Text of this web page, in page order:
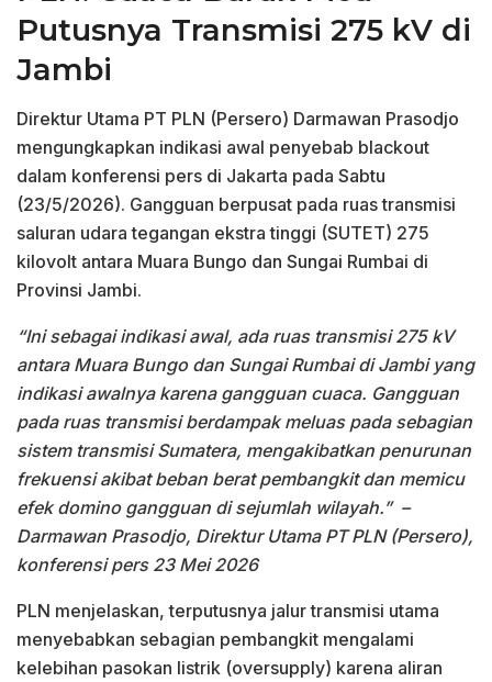
Putusnya Transmisi 275 kV di
Jambi
Direktur Utama PT PLN (Persero) Darmawan Prasodjo
mengungkapkan indikasi awal penyebab blackout
dalam konferensi pers di Jakarta pada Sabtu
(23/5/2026). Gangguan berpusat pada ruas transmisi
saluran udara tegangan ekstra tinggi (SUTET) 275
kilovolt antara Muara Bungo dan Sungai Rumbai di
Provinsi Jambi.
“Ini sebagai indikasi awal, ada ruas transmisi 275 kV
antara Muara Bungo dan Sungai Rumbai di Jambi yang
indikasi awalnya karena gangguan cuaca. Gangguan
pada ruas transmisi berdampak meluas pada sebagian
sistem transmisi Sumatera, mengakibatkan penurunan
frekuensi akibat beban berat pembangkit dan memicu
efek domino gangguan di sejumlah wilayah.”–
Darmawan Prasodjo, Direktur Utama PT PLN (Persero),
konferensi pers 23 Mei 2026
PLN menjelaskan, terputusnya jalur transmisi utama
menyebabkan sebagian pembangkit mengalami
kelebihan pasokan listrik (oversupply) karena aliran